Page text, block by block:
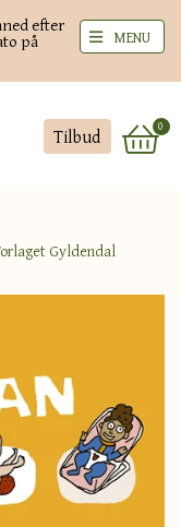
efter
på
Tilbud 0
MENU
Gyldendal